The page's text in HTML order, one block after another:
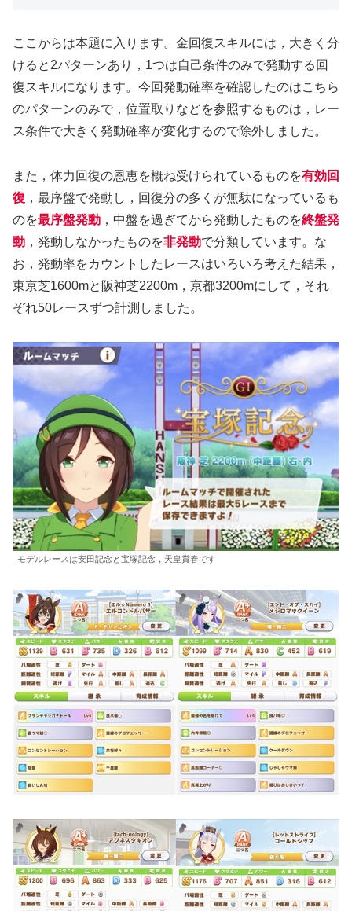
ここからは本題に入ります。金回復スキルには，大きく分
けると2パターンあり，1つは自己条件のみで発動する回
復スキルになります。今回発動確率を確認したのはこちら
のパターンのみで，位置取りなどを参照するものは，レー
ス条件で大きく発動確率が変化するので除外しました。
また，体力回復の恩恵を概ね受けられているものを有効回
復 ，最序盤で発動し，回復分の多くが無駄になっているも
のを最序盤発動 ，中盤を過ぎてから発動したものを終盤発
動 ，発動しなかったものを非発動で分類しています。な
お，発動率をカウントしたレースはいろいろ考えた結果，
東京芝1600mと阪神芝2200m，京都3200mにして，それ
ぞれ50レースずつ計測しました。
モデルレースは安田記念と宝塚記念，天皇賞春です